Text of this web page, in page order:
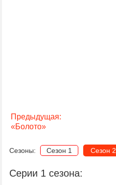
Предыдущая:
«Болото»
Сезоны: Сезон 1 Сезон 2
Серии 1 сезона: